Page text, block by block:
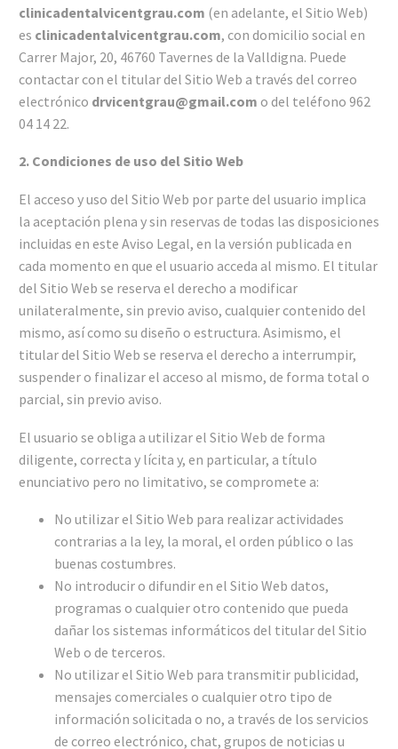
clinicadentalvicentgrau.com (en adelante, el Sitio Web)
es clinicadentalvicentgrau.com, con domicilio social en
Carrer Major, 20, 46760 Tavernes de la Valldigna. Puede
contactar con el titular del Sitio Web a través del correo
electrónico drvicentgrau@gmail.com o del teléfono 962
04 14 22.
2. Condiciones de uso del Sitio Web
El acceso y uso del Sitio Web por parte del usuario implica
la aceptación plena y sin reservas de todas las disposiciones
incluidas en este Aviso Legal, en la versión publicada en
cada momento en que el usuario acceda al mismo. El titular
del Sitio Web se reserva el derecho a modificar
unilateralmente, sin previo aviso, cualquier contenido del
mismo, así como su diseño o estructura. Asimismo, el
titular del Sitio Web se reserva el derecho a interrumpir,
suspender o finalizar el acceso al mismo, de forma total o
parcial, sin previo aviso.
El usuario se obliga a utilizar el Sitio Web de forma
diligente, correcta y lícita y, en particular, a título
enunciativo pero no limitativo, se compromete a:
No utilizar el Sitio Web para realizar actividades
contrarias a la ley, la moral, el orden público o las
buenas costumbres.
No introducir o difundir en el Sitio Web datos,
programas o cualquier otro contenido que pueda
dañar los sistemas informáticos del titular del Sitio
Web o de terceros.
No utilizar el Sitio Web para transmitir publicidad,
mensajes comerciales o cualquier otro tipo de
información solicitada o no, a través de los servicios
de correo electrónico, chat, grupos de noticias u